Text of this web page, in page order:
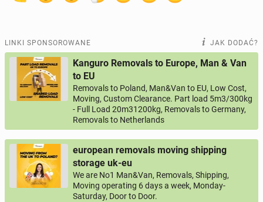
LINKI SPONSOROWANE JAK DODAĆ?
Kanguro Removals to Europe, Man & Van
to EU
Removals to Poland, Man&Van to EU, Low Cost,
Moving, Custom Clearance. Part load 5m3/300kg
- Full Load 20m31200kg, Removals to Germany,
Removals to Netherlands
european removals moving shipping
storage uk-eu
We are No1 Man&Van, Removals, Shipping,
Moving operating 6 days a week, Monday-
Saturday, Door to Door.